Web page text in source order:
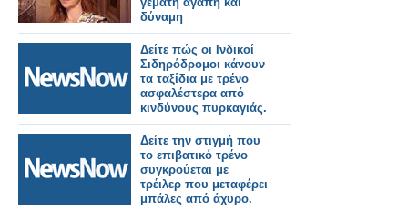
δύναμη
Δείτε πώς οι Ινδικοί
Σιδηρόδρομοι κάνουν
τα ταξίδια με τρένο
ασφαλέστερα από
κινδύνους πυρκαγιάς.
Δείτε την στιγμή που
το επιβατικό τρένο
συγκρούεται με
τρέιλερ που μεταφέρει
μπάλες από άχυρο.